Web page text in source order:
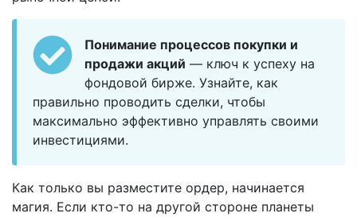
Понимание процессов покупки и
продажи акций — ключ к успеху на
фондовой бирже. Узнайте, как
правильно проводить сделки, чтобы
максимально эффективно управлять своими
инвестициями.
Как только вы разместите ордер, начинается
магия. Если кто-то на другой стороне планеты